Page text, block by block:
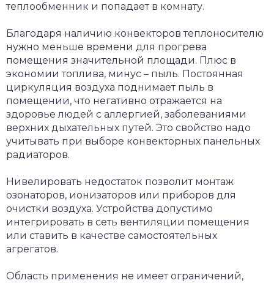
теплообменник и попадает в комнату.
Благодаря наличию конвекторов теплоносителю
нужно меньше времени для прогрева
помещения значительной площади. Плюс в
экономии топлива, минус – пыль. Постоянная
циркуляция воздуха поднимает пыль в
помещении, что негативно отражается на
здоровье людей с аллергией, заболеваниями
верхних дыхательных путей. Это свойство надо
учитывать при выборе конвекторных панельных
радиаторов.
Нивелировать недостаток позволит монтаж
озонаторов, ионизаторов или приборов для
очистки воздуха. Устройства допустимо
интегрировать в сеть вентиляции помещения
или ставить в качестве самостоятельных
агрегатов.
Область применения не имеет ограничений,